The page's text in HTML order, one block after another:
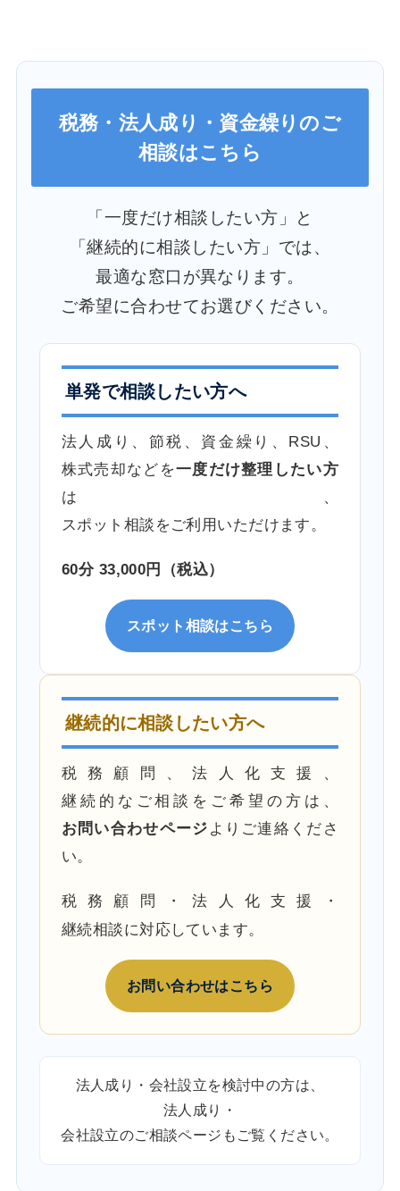
税務・法人成り・資金繰りのご
相談はこちら
「一度だけ相談したい方」と
「継続的に相談したい方」では、
最適な窓口が異なります。
ご希望に合わせてお選びください。
単発で相談したい方へ
法人成り、節税、資金繰り、RSU、
株式売却などを一度だけ整理したい方
は、
スポット相談をご利用いただけます。
60分 33,000円（税込）
スポット相談はこちら
継続的に相談したい方へ
税務顧問、法人化支援、
継続的なご相談をご希望の方は、
お問い合わせページ よりご連絡くださ
い。
税務顧問・法人化支援・
継続相談に対応しています。
お問い合わせはこちら
法人成り・会社設立を検討中の方は、
法人成り・
会社設立のご相談ページ もご覧ください。